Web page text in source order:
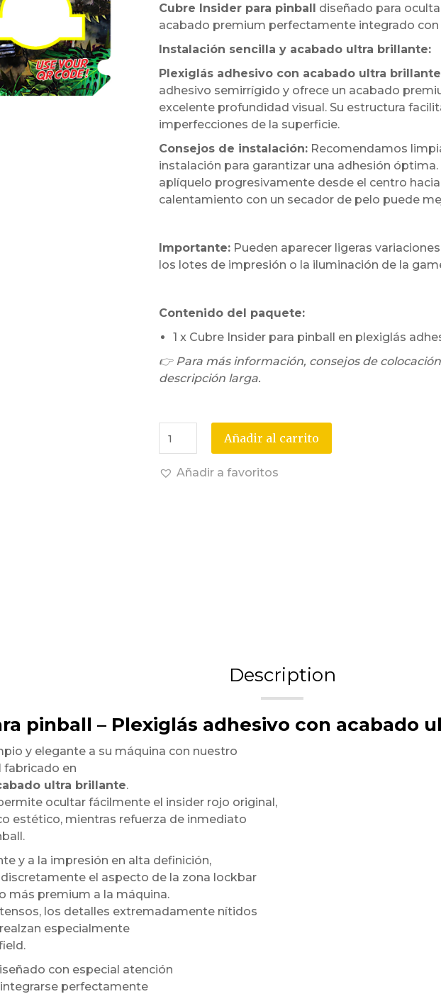
Cubre Insider para pinball diseñado para
acabado premium perfectamente integrado
Instalación sencilla y acabado ultra brillante:
Plexiglás adhesivo con acabado ultra
adhesivo semirrígido y ofrece un acabado
excelente profundidad visual. Su estructura
imperfecciones de la superficie.
Consejos de instalación:Recomendamos
instalación para garantizar una adhesión
aplíquelo progresivamente desde el centro
calentamiento con un secador de pelo puede
Importante:Pueden aparecer ligeras
los lotes de impresión o la iluminación de la
Contenido del paquete:
1 x Cubre Insider para pinball en plexiglás
👉 Para más información, consejos de
descripción larga.
Añadir al carrito
Añadir a favoritos
Description
pinball – Plexiglás adhesivo con acabado
y elegante a su máquina con nuestro
fabricado en
ultra brillante.
ocultar fácilmente el insider rojo original,
estético, mientras refuerza de inmediato
y a la impresión en alta definición,
el aspecto de la zona lockbar
más premium a la máquina.
los detalles extremadamente nítidos
especialmente
con especial atención
perfectamente